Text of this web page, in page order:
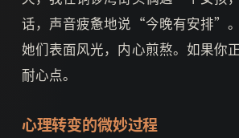
话，声音疲惫地说“今晚有安排”
她们表面风光，内心煎熬。如果你
耐心点。
心理转变的微妙过程